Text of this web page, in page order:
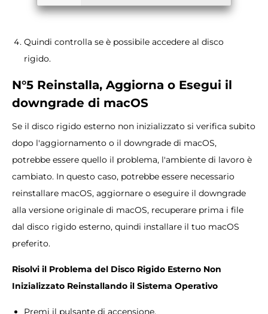
Quindi controlla se è possibile accedere al disco
rigido.
N°5 Reinstalla, Aggiorna o Esegui il
downgrade di macOS
Se il disco rigido esterno non inizializzato si verifica subito
dopo l'aggiornamento o il downgrade di macOS,
potrebbe essere quello il problema, l'ambiente di lavoro è
cambiato. In questo caso, potrebbe essere necessario
reinstallare macOS, aggiornare o eseguire il downgrade
alla versione originale di macOS, recuperare prima i file
dal disco rigido esterno, quindi installare il tuo macOS
preferito.
Risolvi il Problema del Disco Rigido Esterno Non
Inizializzato Reinstallando il Sistema Operativo
Premi il pulsante di accensione.